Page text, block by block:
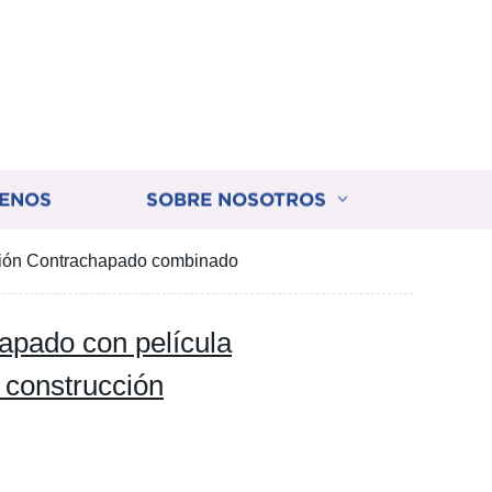
SOBRE NOSOTROS
Contrachapado combinado
con película